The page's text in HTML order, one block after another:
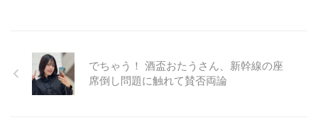
でちゃう！ 酒盃おたうさん、新幹線の座
席倒し問題に触れて賛否両論